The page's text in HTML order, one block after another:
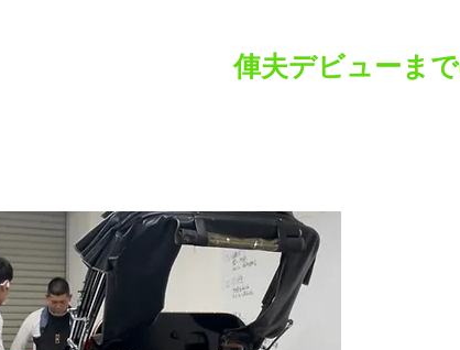
俥夫デビューま